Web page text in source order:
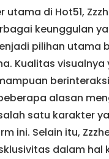
utama di Hot51,
keunggulan
pilihan utama
Kualitas visualnya
alasan
satu karakter
ini. Selain itu,
dalam hal